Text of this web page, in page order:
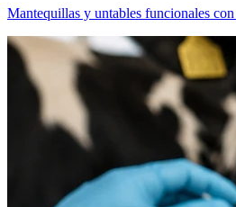
Mantequillas y untables funcionales